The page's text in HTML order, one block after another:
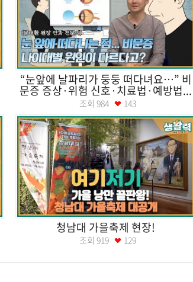
“눈앞에 날파리가 둥둥 떠다녀요…” 비
문증 증상·위험 신호·치료법·예방법...
조회 984 143
청남대 가을축제 현장!
조회 919 129